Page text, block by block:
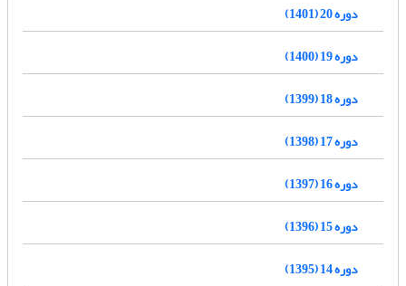
دوره 20 (1401)
دوره 19 (1400)
دوره 18 (1399)
دوره 17 (1398)
دوره 16 (1397)
دوره 15 (1396)
دوره 14 (1395)